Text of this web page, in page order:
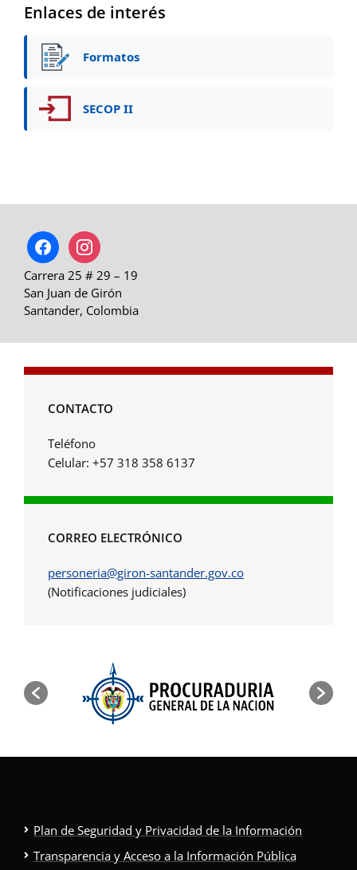
Enlaces de interés
Formatos
SECOP II
facebookinstagram
Carrera 25 # 29 – 19
San Juan de Girón
Santander, Colombia
CONTACTO
Teléfono
Celular: +57 318 358 6137
CORREO ELECTRÓNICO
personeria@giron-santander.gov.co
(Notificaciones judiciales)
Plan de Seguridad y Privacidad de la Información
Transparencia y Acceso a la Información Pública